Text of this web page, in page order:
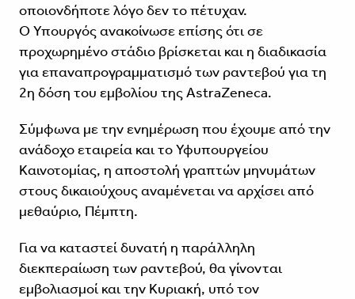
οποιονδήποτε λόγο δεν το πέτυχαν.
Ο Υπουργός ανακοίνωσε επίσης ότι σε
προχωρημένο στάδιο βρίσκεται και η διαδικασία
για επαναπρογραμματισμό των ραντεβού για τη
2η δόση του εμβολίου της AstraZeneca.
Σύμφωνα με την ενημέρωση που έχουμε από την
ανάδοχο εταιρεία και το Υφυπουργείου
Καινοτομίας, η αποστολή γραπτών μηνυμάτων
στους δικαιούχους αναμένεται να αρχίσει από
μεθαύριο, Πέμπτη.
Για να καταστεί δυνατή η παράλληλη
διεκπεραίωση των ραντεβού, θα γίνονται
εμβολιασμοί και την Κυριακή, υπό τον